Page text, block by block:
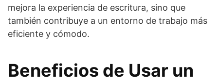
mejora la experiencia de escritura, sino que
también contribuye a un entorno de trabajo más
eficiente y cómodo.
Beneficios de Usar un